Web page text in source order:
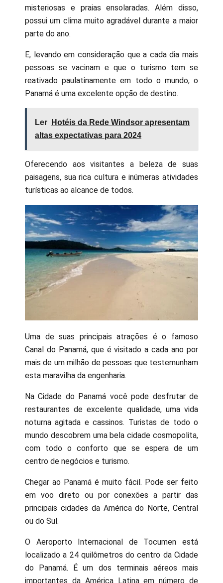
misteriosas e praias ensolaradas. Além disso,
possui um clima muito agradável durante a maior
parte do ano.
E, levando em consideração que a cada dia mais
pessoas se vacinam e que o turismo tem se
reativado paulatinamente em todo o mundo, o
Panamá é uma excelente opção de destino.
Ler
Hotéis da Rede Windsor apresentam
altas expectativas para 2024
Oferecendo aos visitantes a beleza de suas
paisagens, sua rica cultura e inúmeras atividades
turísticas ao alcance de todos.
Uma de suas principais atrações é o famoso
Canal do Panamá, que é visitado a cada ano por
mais de um milhão de pessoas que testemunham
esta maravilha da engenharia.
Na Cidade do Panamá você pode desfrutar de
restaurantes de excelente qualidade, uma vida
noturna agitada e cassinos. Turistas de todo o
mundo descobrem uma bela cidade cosmopolita,
com todo o conforto que se espera de um
centro de negócios e turismo.
Chegar ao Panamá é muito fácil. Pode ser feito
em voo direto ou por conexões a partir das
principais cidades da América do Norte, Central
ou do Sul.
O Aeroporto Internacional de Tocumen está
localizado a 24 quilômetros do centro da Cidade
do Panamá. É um dos terminais aéreos mais
importantes da América Latina em número de